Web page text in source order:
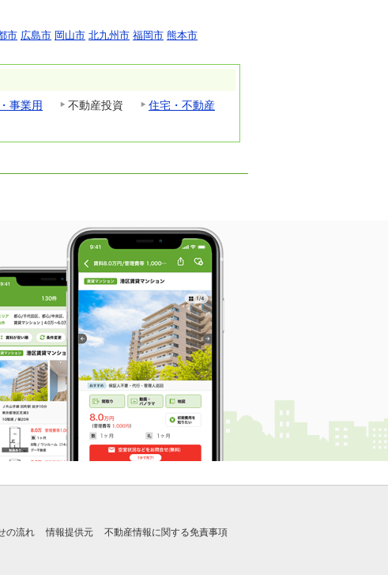
市 広島市 岡山市 北九州市 福岡市 熊本市
事業用 不動産投資
住宅・不動産
の流れ 情報提供元 不動産情報に関する免責事項